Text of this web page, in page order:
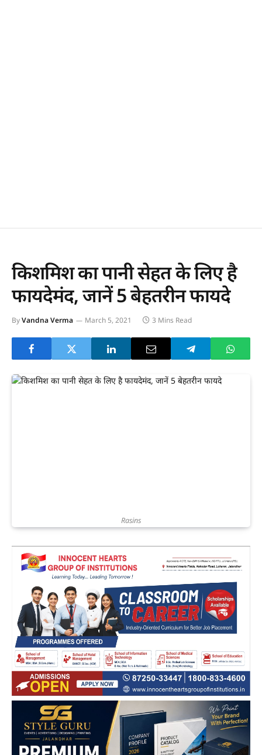
किशमिश का पानी सेहत के लिए है
फायदेमंद, जानें 5 बेहतरीन फायदे
ByVandna Verma March 5, 2021 3 Mins Read
Rasins